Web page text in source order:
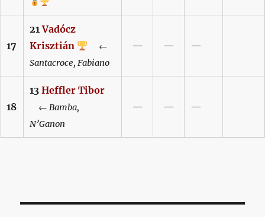
17
21Vadócz
Krisztián
←
Santacroce, Fabiano
— — —
18
13 Heffler Tibor
← Bamba,
N’Ganon
— — —